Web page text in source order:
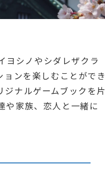
ヨシノやシダレザクラ
ンを楽しむことができ
ナルゲームブックを片
や家族、恋人と一緒に